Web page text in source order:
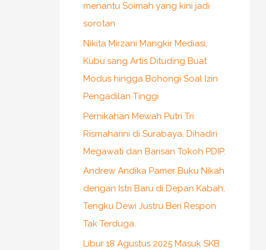
menantu Soimah yang kini jadi
sorotan
Nikita Mirzani Mangkir Mediasi,
Kubu sang Artis Dituding Buat
Modus hingga Bohongi Soal Izin
Pengadilan Tinggi
Pernikahan Mewah Putri Tri
Rismaharini di Surabaya, Dihadiri
Megawati dan Barisan Tokoh PDIP.
Andrew Andika Pamer Buku Nikah
dengan Istri Baru di Depan Kabah,
Tengku Dewi Justru Beri Respon
Tak Terduga.
Libur 18 Agustus 2025 Masuk SKB